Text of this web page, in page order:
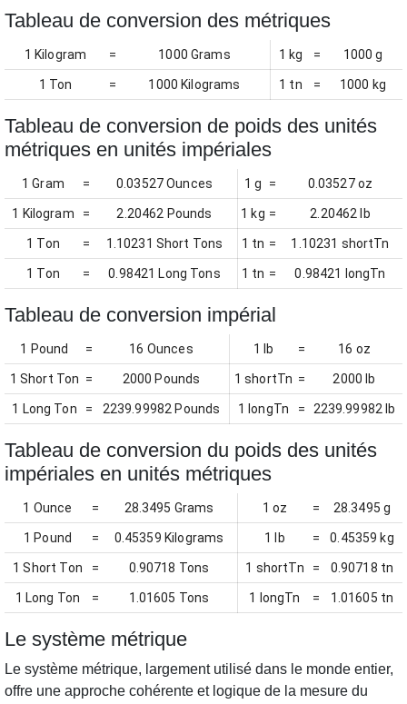
Tableau de conversion des métriques
1 Kilogram = 1000 Grams 1 kg = 1000 g
1 Ton = 1000 Kilograms 1 tn = 1000 kg
Tableau de conversion de poids des unités
métriques en unités impériales
1 Gram = 0.03527 Ounces 1 g = 0.03527 oz
1 Kilogram = 2.20462 Pounds 1 kg = 2.20462 lb
1 Ton = 1.10231 Short Tons 1 tn = 1.10231 shortTn
1 Ton = 0.98421 Long Tons 1 tn = 0.98421 longTn
Tableau de conversion impérial
1 Pound = 16 Ounces 1 lb = 16 oz
1 Short Ton = 2000 Pounds 1 shortTn = 2000 lb
1 Long Ton = 2239.99982 Pounds 1 longTn = 2239.99982 lb
Tableau de conversion du poids des unités
impériales en unités métriques
1 Ounce = 28.3495 Grams 1 oz = 28.3495 g
1 Pound = 0.45359 Kilograms 1 lb = 0.45359 kg
1 Short Ton = 0.90718 Tons 1 shortTn = 0.90718 tn
1 Long Ton = 1.01605 Tons 1 longTn = 1.01605 tn
Le système métrique
Le système métrique, largement utilisé dans le monde entier,
offre une approche cohérente et logique de la mesure du